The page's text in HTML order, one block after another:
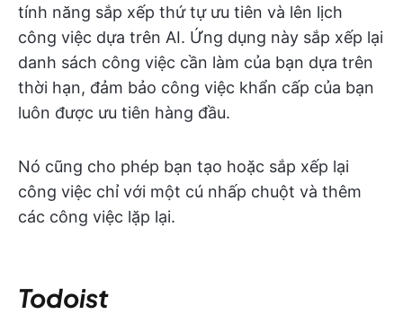
tính năng sắp xếp thứ tự ưu tiên và lên lịch
công việc dựa trên AI. Ứng dụng này sắp xếp lại
danh sách công việc cần làm của bạn dựa trên
thời hạn, đảm bảo công việc khẩn cấp của bạn
luôn được ưu tiên hàng đầu.
Nó cũng cho phép bạn tạo hoặc sắp xếp lại
công việc chỉ với một cú nhấp chuột và thêm
các công việc lặp lại.
Todoist